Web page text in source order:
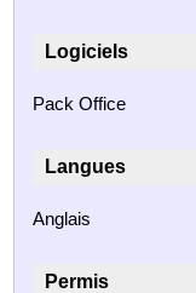
Logiciels
Pack Office
Langues
Anglais
Permis